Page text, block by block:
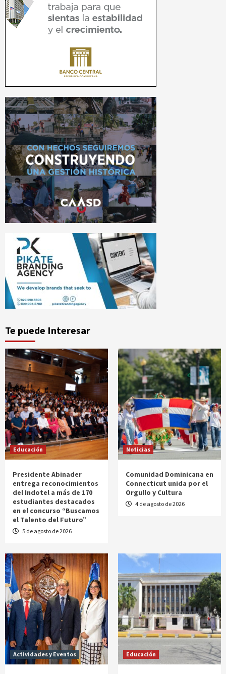
Te puede Interesar
Educación
Presidente Abinader
entrega reconocimientos
del Indotel a más de 170
estudiantes destacados
en el concurso “Buscamos
el Talento del Futuro”
5 de agosto de 2026
Noticias
Comunidad Dominicana en
Connecticut unida por el
Orgullo y Cultura
4 de agosto de 2026
Actividades y Eventos Educación